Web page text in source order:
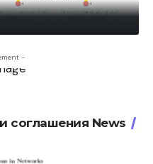
-
соглашения News